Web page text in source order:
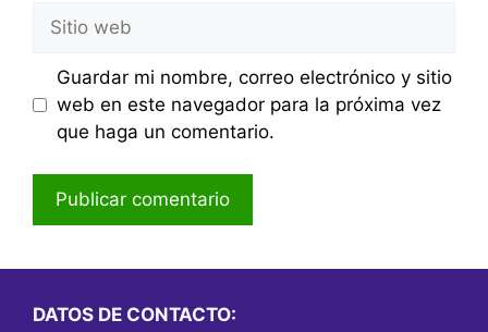
Sitio
web
Guardar mi nombre, correo electrónico y sitio
web en este navegador para la próxima vez
que haga un comentario.
DATOS DE CONTACTO: